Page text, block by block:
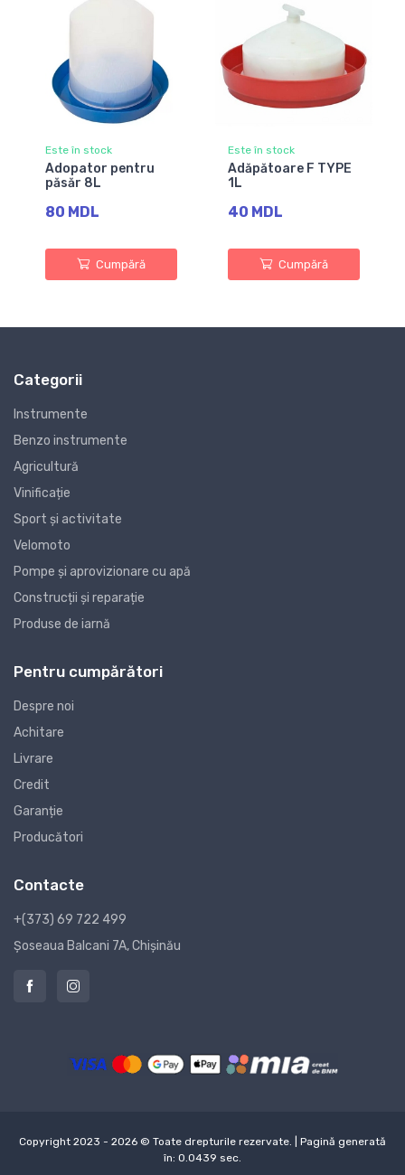
Este în stock
Adopator pentru
păsăr 8L
80 MDL
Cumpără
Este în stock
Adăpătoare F TYPE
1L
40 MDL
Cumpără
Categorii
Instrumente
Benzo instrumente
Agricultură
Vinificație
Sport și activitate
Velomoto
Pompe și aprovizionare cu apă
Construcții și reparație
Produse de iarnă
Pentru cumpărători
Despre noi
Achitare
Livrare
Credit
Garanție
Producători
Contacte
+(373) 69 722 499
Șoseaua Balcani 7A, Chișinău
Copyright 2023 - 2026 © Toate drepturile rezervate. | Pagină generată
în: 0.0439 sec.